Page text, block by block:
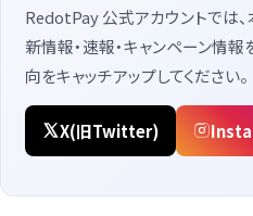
RedotPay 公式アカウントでは
新情報・速報・キャンペーン情
向をキャッチアップしてください。
X(旧Twitter)